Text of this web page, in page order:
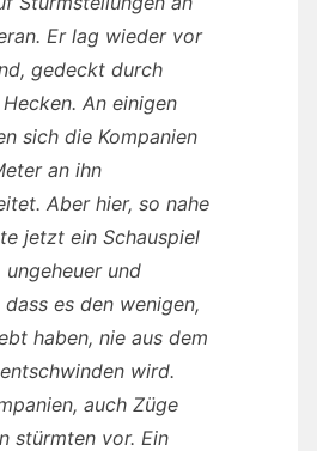
Er lag wieder vor
gedeckt durch
An einigen
sich die Kompanien
an ihn
Aber hier, so nahe
jetzt ein Schauspiel
ungeheuer und
es den wenigen,
haben, nie aus dem
wird.
auch Züge
stürmten vor. Ein